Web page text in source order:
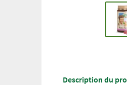
Description du